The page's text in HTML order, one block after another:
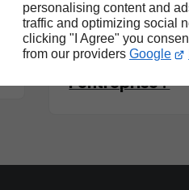
personalising content and
traffic and optimizing social
clicking "I Agree" you
from our providers Google
Nettoyage de bureau
Pourquoi
contrat de
selon la taille de
l’entreprise ?